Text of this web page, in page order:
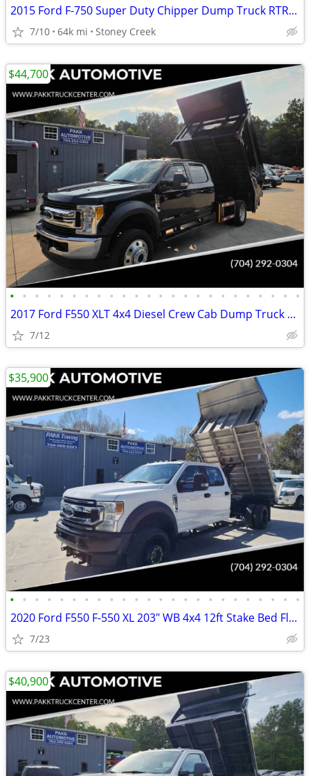
2015 Ford F-750 Super Duty Chipper Dump Truck RTR# 6023496-01
7/10 64k mi Stoney Creek
• • • • • • • • • • • • • • • • • • • • • • • •
2017 Ford F550 XLT 4x4 Diesel Crew Cab Dump Truck High Wall Liftgate
7/12
$44,700
• • • • • • • • • • • • • • • • • • • • • • • •
2020 Ford F550 F-550 XL 203" WB 4x4 12ft Stake Bed Flatbed Dump Truck
7/23
$35,900
$40,900